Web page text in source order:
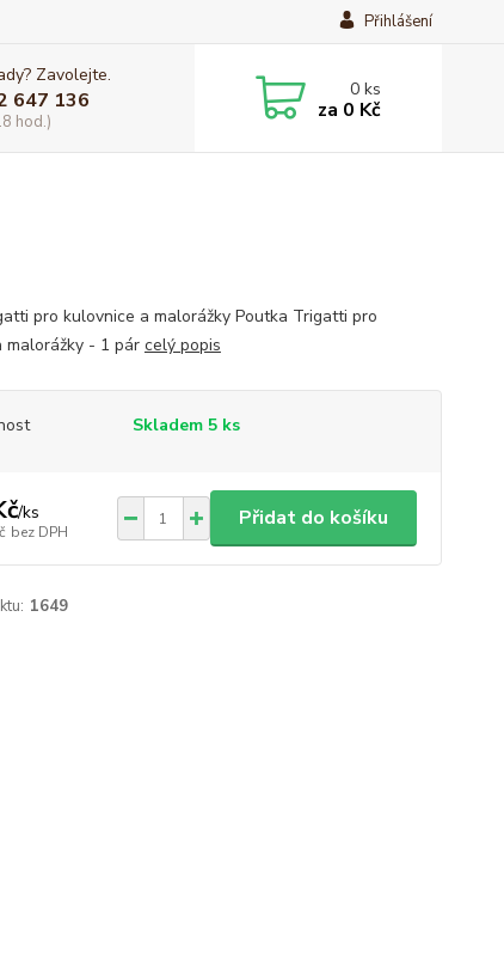
Přihlášení
Zavolejte.
647 136
hod.)
0ks
za 0 Kč
pro kulovnice a malorážky Poutka Trigatti pro
malorážky - 1 pár celý popis
Skladem 5 ks
/ks
bez DPH
Přidat do košíku
1649